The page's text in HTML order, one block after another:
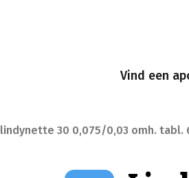
Vind een
lindynette 30 0,075/0,03 omh. tabl.